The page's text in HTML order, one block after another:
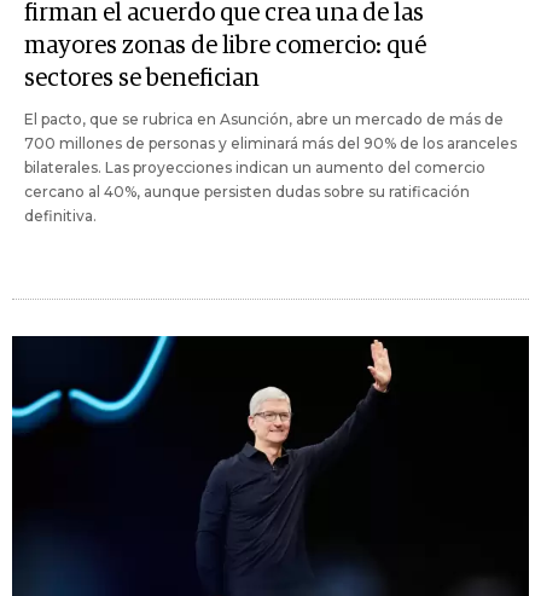
firman el acuerdo que crea una de las
mayores zonas de libre comercio: qué
sectores se benefician
El pacto, que se rubrica en Asunción, abre un mercado de más de
700 millones de personas y eliminará más del 90% de los aranceles
bilaterales. Las proyecciones indican un aumento del comercio
cercano al 40%, aunque persisten dudas sobre su ratificación
definitiva.